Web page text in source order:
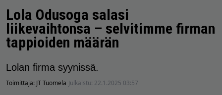
Lola Odusoga salasi
liikevaihtonsa – selvitimme firman
tappioiden määrän
Lolan firma syynissä.
Toimittaja: JT Tuomela Julkaistu: 22.1.2025 03:57